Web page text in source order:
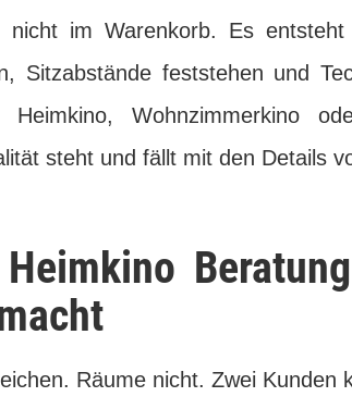
nicht im Warenkorb. Es
Sitzabstände feststehen und
Wohnzimmerkino
steht und fällt mit den Details
Räume nicht. Zwei Kunden